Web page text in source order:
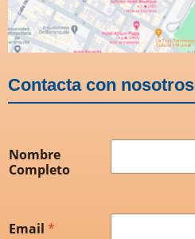
Contacta con nosotros
Nombre
Completo
Email *